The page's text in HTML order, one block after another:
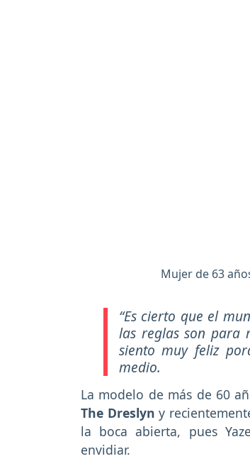
Mujer de 63
“Es cierto que el
las reglas son para
siento muy feliz
medio.
La modelo de más de 60
The Dreslyn y
la boca abierta, pues
envidiar.